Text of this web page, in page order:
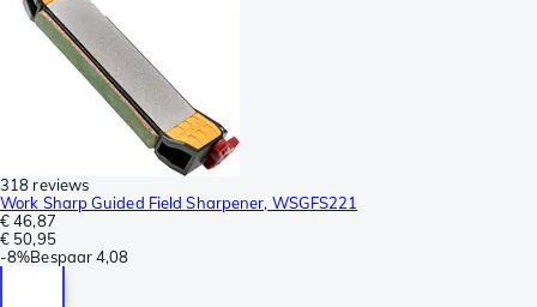
318 reviews
Work Sharp Guided Field Sharpener, WSGFS221
€ 46,87
€ 50,95
-8%Bespaar4,08